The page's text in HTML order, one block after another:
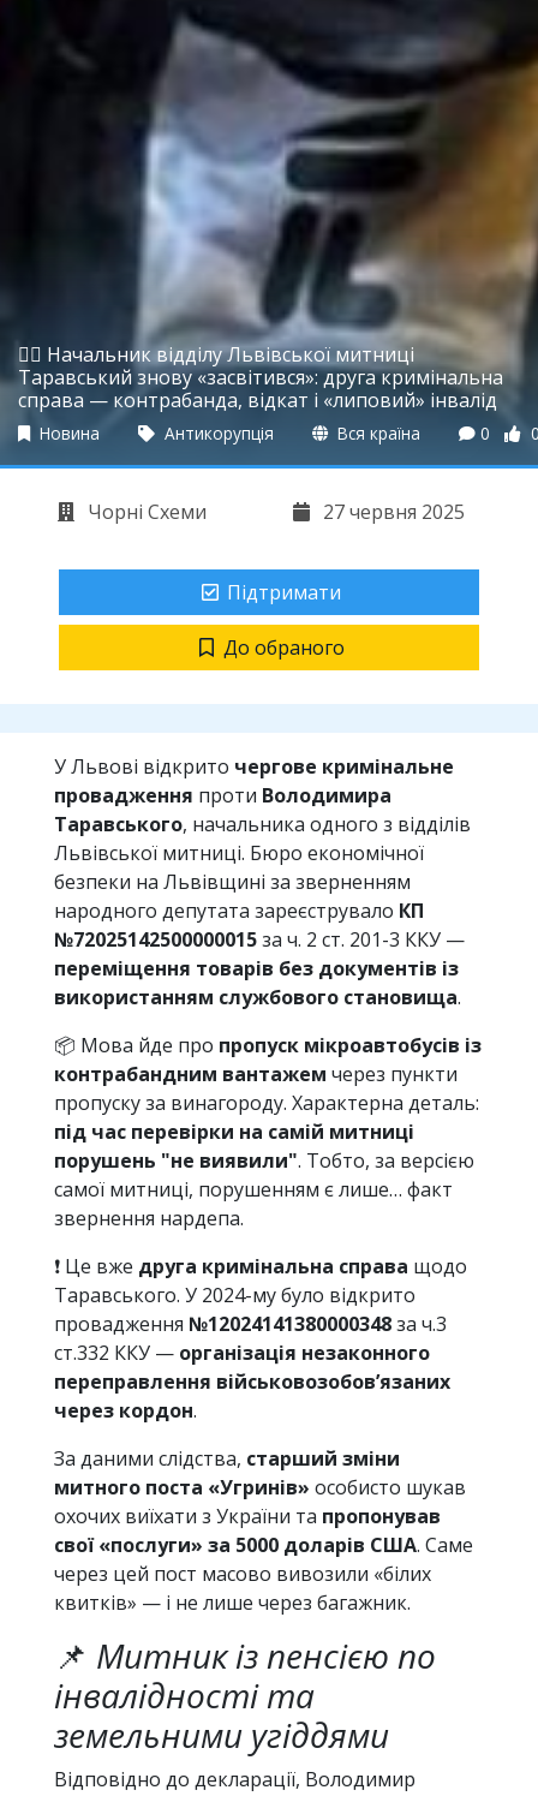
🕵️‍♂️ Начальник відділу Львівської митниці
Таравський знову «засвітився»: друга кримінальна
справа — контрабанда, відкат і «липовий» інвалід
Новина Антикорупція Вся країна 0
Чорні Схеми 27 червня 2025
Підтримати
До обраного
У Львові відкрито чергове кримінальне
провадження проти Володимира
Таравського, начальника одного з відділів
Львівської митниці. Бюро економічної
безпеки на Львівщині за зверненням
народного депутата зареєструвало КП
№72025142500000015за ч. 2 ст. 201-3 ККУ —
переміщення товарів без документів із
використанням службового становища.
📦 Мова йде про пропуск мікроавтобусів із
контрабандним вантажем через пункти
пропуску за винагороду. Характерна деталь:
під час перевірки на самій митниці
порушень "не виявили". Тобто, за версією
самої митниці, порушенням є лише… факт
звернення нардепа.
❗ Це вже друга кримінальна справа щодо
Таравського. У 2024-му було відкрито
провадження №12024141380000348за ч.3
ст.332 ККУ — організація незаконного
переправлення військовозобов’язаних
через кордон.
За даними слідства, старший зміни
митного поста «Угринів» особисто шукав
охочих виїхати з України та пропонував
свої «послуги» за 5000 доларів США. Саме
через цей пост масово вивозили «білих
квитків» — і не лише через багажник.
📌 Митник із пенсією по
інвалідності та
земельними угіддями
Відповідно до декларації, Володимир